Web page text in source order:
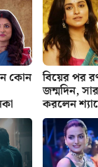
কোন বিয়ের পর
জন্মদিন,
করলেন